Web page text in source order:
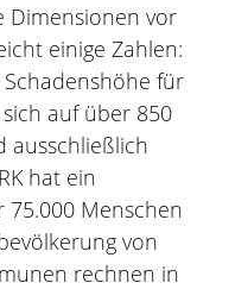
Dimensionen vor
einige Zahlen:
für
auf über 850
ausschließlich
hat ein
Menschen
von
rechnen in